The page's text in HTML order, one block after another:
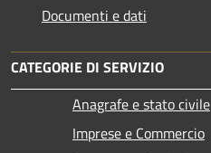
Documenti e dati
CATEGORIE DI SERVIZIO
Anagrafe e stato civile
Imprese e Commercio